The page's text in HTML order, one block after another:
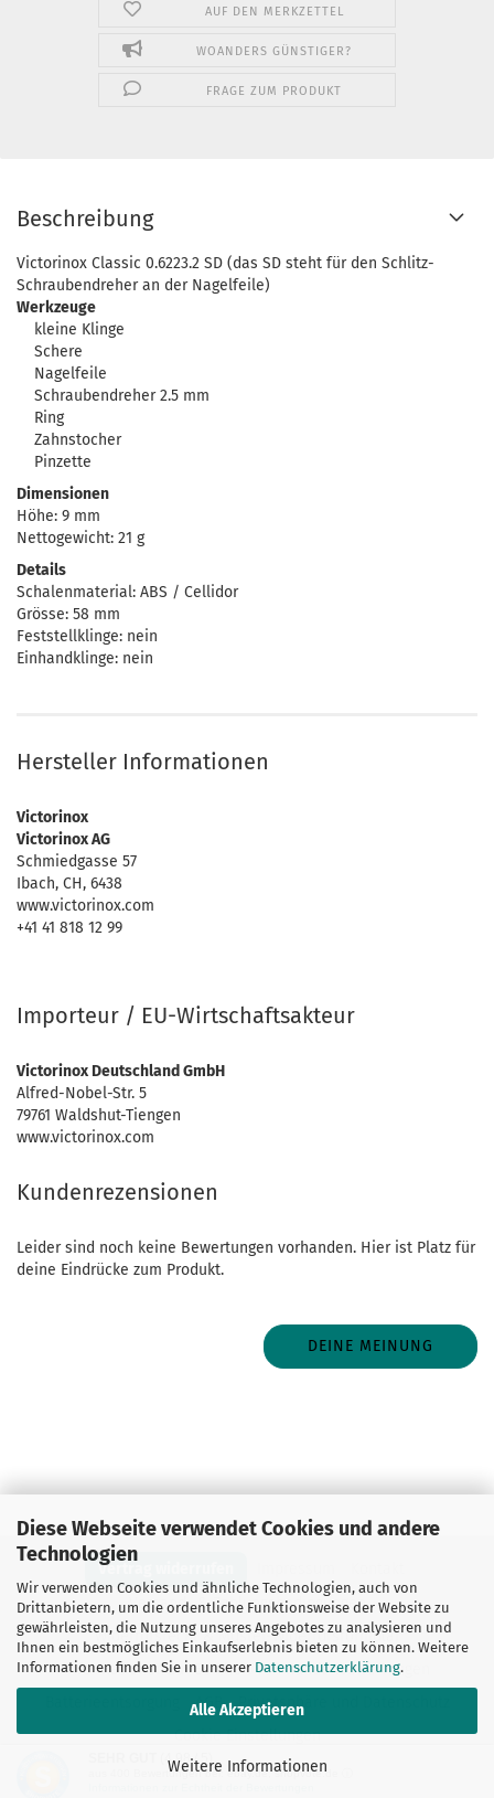
Diese Webseite verwendet Cookies und andere
Technologien
Wir verwenden Cookies und ähnliche Technologien, auch von
Drittanbietern, um die ordentliche Funktionsweise der Website zu
gewährleisten, die Nutzung unseres Angebotes zu analysieren und
Ihnen ein bestmögliches Einkaufserlebnis bieten zu können. Weitere
Informationen finden Sie in unserer Datenschutzerklärung.
Alle Akzeptieren
Weitere Informationen
AUF DEN MERKZETTEL
WOANDERS GÜNSTIGER?
FRAGE ZUM PRODUKT
Beschreibung
Victorinox Classic 0.6223.2 SD (das SD steht für den Schlitz-
Schraubendreher an der Nagelfeile)
Werkzeuge
kleine Klinge
Schere
Nagelfeile
Schraubendreher 2.5 mm
Ring
Zahnstocher
Pinzette
Dimensionen
Höhe: 9 mm
Nettogewicht: 21 g
Details
Schalenmaterial: ABS / Cellidor
Grösse: 58 mm
Feststellklinge: nein
Einhandklinge: nein
Hersteller Informationen
Victorinox
Victorinox AG
Schmiedgasse 57
Ibach, CH, 6438
www.victorinox.com
+41 41 818 12 99
Importeur / EU-Wirtschaftsakteur
Victorinox Deutschland GmbH
Alfred-Nobel-Str. 5
79761 Waldshut-Tiengen
www.victorinox.com
Kundenrezensionen
Leider sind noch keine Bewertungen vorhanden. Hier ist Platz für
deine Eindrücke zum Produkt.
DEINE MEINUNG
Vertrag widerrufen
Versand- & Zahlungsbedingungen
Widerrufsrecht & Muster-Widerrufsformular
Informationen zur Echtheit von Kundenbewertungen
AGB
Privatsphäre und Datenschutz
Cookie Einstellungen
Webshop erstellenmit Gambio.de © 2026
(4.98 / 5)
Bewertungen bei: ebay.de, shopvote.de ⓘ